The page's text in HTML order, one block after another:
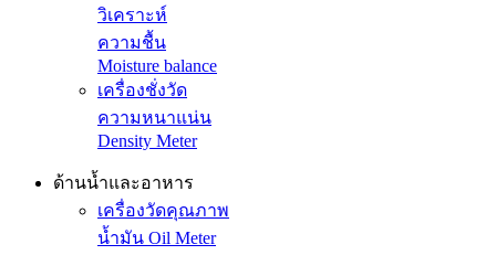
วิเคราะห์
ความชื้น
Moisture balance
เครื่องชั่งวัด
ความหนาแน่น
Density Meter
ด้านน้ำและอาหาร
เครื่องวัดคุณภาพ
น้ำมัน Oil Meter